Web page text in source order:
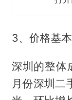
3、价格基
深圳的整体
月份深圳二